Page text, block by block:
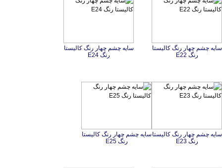
سایه چشم چهار رنگ کالیستا
رنگ E22
سایه چشم چهار رنگ کالیستا
رنگ E24
سایه چشم چهار رنگ کالیستا
رنگ E23
سایه چشم چهار رنگ کالیستا
رنگ E25